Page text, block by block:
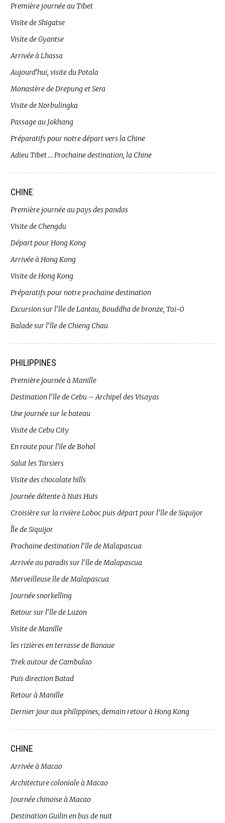
Première journée au Tibet
Visite de Shigatse
Visite de Gyantse
Arrivée à Lhassa
Aujourd’hui, visite du Potala
Monastère de Drepung et Sera
Visite de Norbulingka
Passage au Jokhang
Préparatifs pour notre départ vers la Chine
Adieu Tibet … Prochaine destination, la Chine
CHINE
Première journée au pays des pandas
Visite de Chengdu
Départ pour Hong Kong
Arrivée à Hong Kong
Visite de Hong Kong
Préparatifs pour notre prochaine destination
Excursion sur l’île de Lantau, Bouddha de bronze, Tai-O
Balade sur l’île de Chieng Chau
PHILIPPINES
Première journée à Manille
Destination l’île de Cebu – Archipel des Visayas
Une journée sur le bateau
Visite de Cebu City
En route pour l’ile de Bohol
Salut les Tarsiers
Visite des chocolate hills
Journée détente à Nuts Huts
Croisière sur la rivière Loboc puis départ pour l’île de Siquijor
Île de Siquijor
Prochaine destination l’île de Malapascua
Arrivée au paradis sur l’île de Malapascua
Merveilleuse île de Malapascua
Journée snorkelling
Retour sur l’île de Luzon
Visite de Manille
les rizières en terrasse de Banaue
Trek autour de Cambulao
Puis direction Batad
Retour à Manille
Dernier jour aux philippines, demain retour à Hong Kong
CHINE
Arrivée à Macao
Architecture coloniale à Macao
Journée chinoise à Macao
Destination Guilin en bus de nuit